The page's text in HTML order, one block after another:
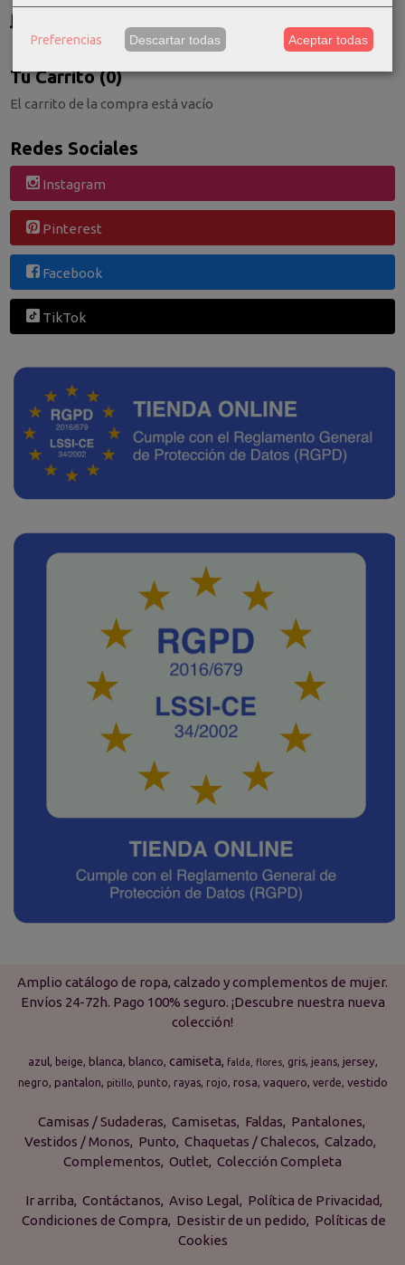
GRATIS *
Consultar Destinos
Tu Carrito (0)
El carrito de la compra está vacío
Redes Sociales
Instagram
Pinterest
Facebook
TikTok
Amplio catálogo de ropa, calzado y complementos de mujer.
Envíos 24-72h. Pago 100% seguro. ¡Descubre nuestra nueva
colección!
azul beige blanca blanco camiseta falda flores gris jeans jersey
negro pantalon pitillo punto rayas rojo rosa vaquero verde vestido
Camisas / Sudaderas Camisetas Faldas
Pantalones
Vestidos / Monos
Punto Chaquetas / Chalecos Calzado
Complementos Outlet Colección Completa
Ir arriba Contáctanos Aviso Legal
Política de Privacidad
Condiciones de Compra
Desistir de un pedido
Políticas de
Cookies
Preferencias Descartar todas Aceptar todas